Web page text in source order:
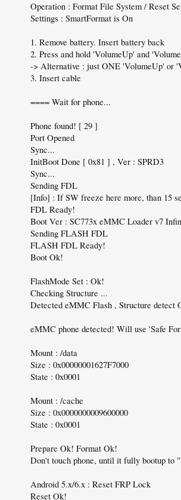
Operation : Format File System / Reset
Settings : SmartFormat is On
1. Remove battery. Insert battery back
2. Press and hold 'VolumeUp' and
-> Alternative : just ONE 'VolumeUp' or
3. Insert cable
==== Wait for phone...
Phone found! [ 29 ]
Port Opened
Sync...
InitBoot Done [ 0x81 ] , Ver : SPRD3
Sync...
Sending FDL
[Info] : If SW freeze here more, than 15
FDL Ready!
Boot Ver : SC773x eMMC Loader v7
Sending FLASH FDL
FLASH FDL Ready!
Boot Ok!
FlashMode Set : Ok!
Checking Structure ...
Detected eMMC Flash , Structure detect
eMMC phone detected! Will use 'Safe
Mount : /data
Size : 0x00000001627F7000
State : 0x0001
Mount : /cache
Size : 0x0000000009600000
State : 0x0001
Prepare Ok! Format Ok!
Don't touch phone, until it fully bootup to
Android 5.x/6.x : Reset FRP Lock
Reset Ok!